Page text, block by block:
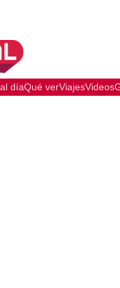
díaQué verViajesVideos